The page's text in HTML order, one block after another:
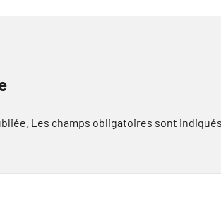
Les champs obligatoires sont